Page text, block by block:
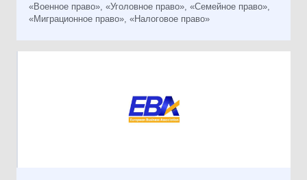
«Военное право», «Уголовное право», «Семейное право»,
«Миграционное право», «Налоговое право»